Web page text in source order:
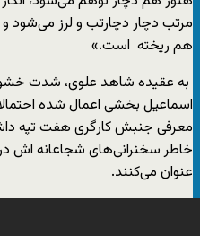
مرتب دچار دچارتب و لرز می‌شود
هم ریخته است.»
به عقیده شاهد علوی، شدت
اسماعیل بخشی اعمال شده
معرفی جنبش کارگری هفت تپه
خاطر سخنرانی‌های شجاعانه ‌اش
عنوان می‌کنند.